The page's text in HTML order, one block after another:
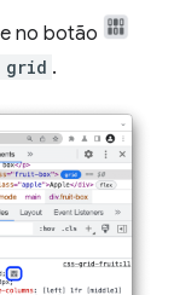
no botão
grid .